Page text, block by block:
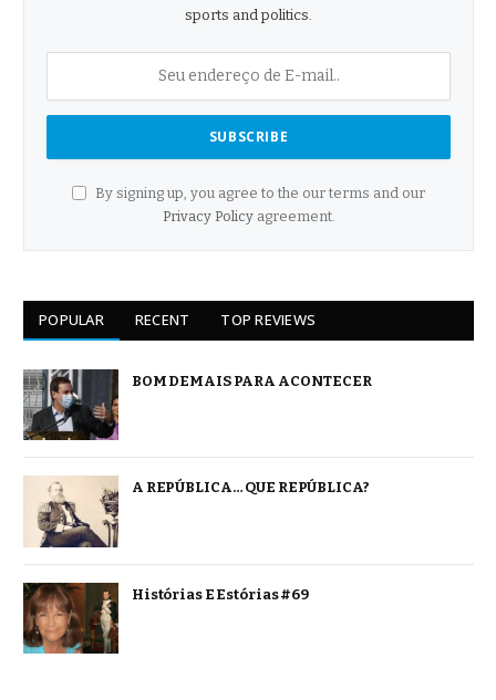
sports and politics.
By signing up, you agree to the our terms and our
Privacy Policyagreement.
POPULAR RECENT TOP REVIEWS
BOM DEMAIS PARA ACONTECER
A REPÚBLICA… QUE REPÚBLICA?
Histórias E Estórias #69